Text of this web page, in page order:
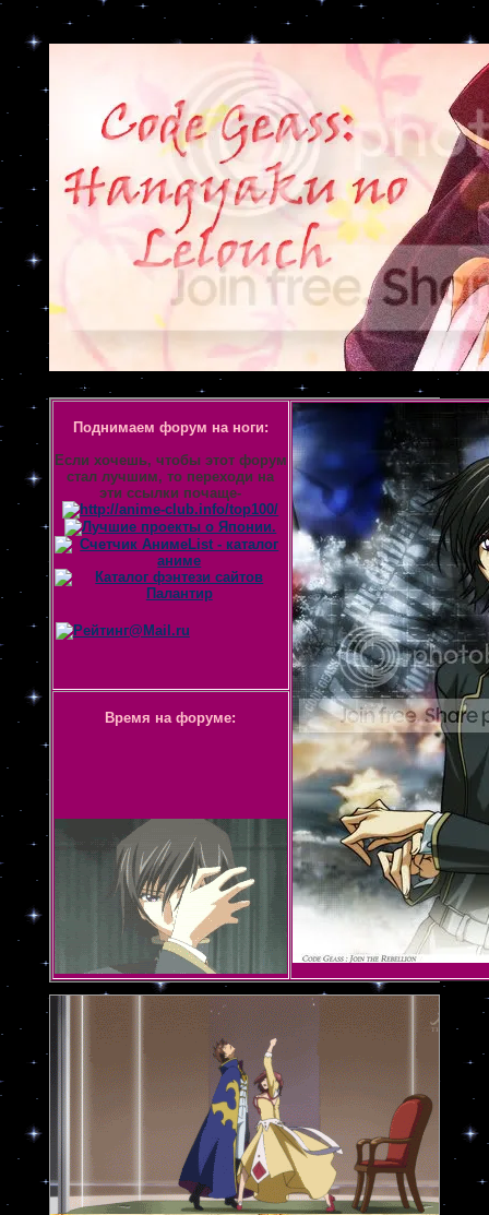
Объявление
Поднимаем форум на ноги:
Если хочешь, чтобы этот форум
стал лучшим, то переходи на
эти ссылки почаще-
Время на форуме: